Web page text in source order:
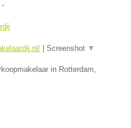
-
Screenshot ▼
in Rotterdam,